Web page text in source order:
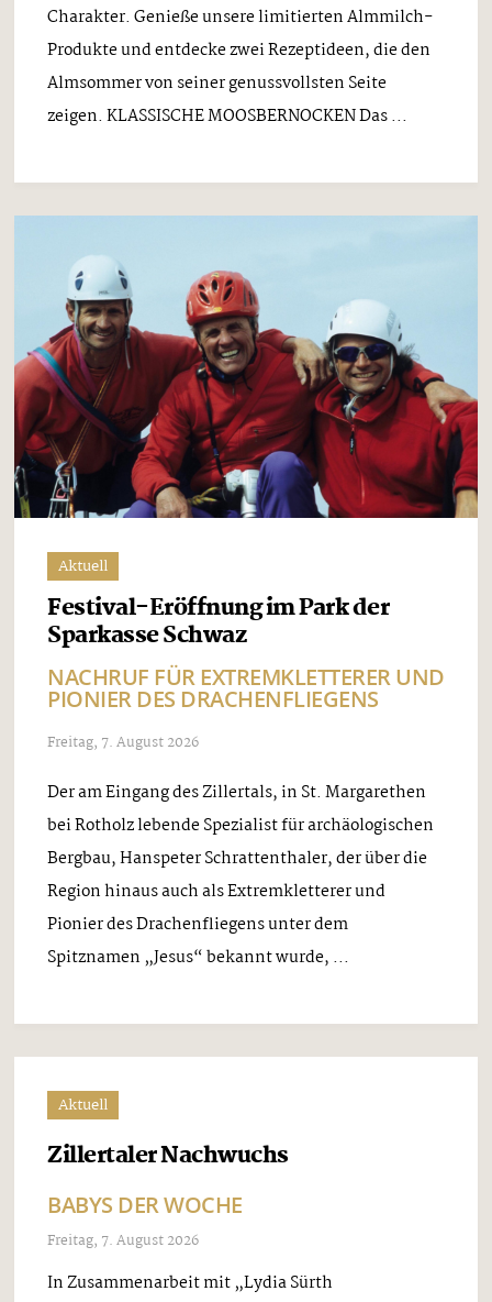
Charakter. Genieße unsere limitierten Almmilch-
Produkte und entdecke zwei Rezeptideen, die den
Almsommer von seiner genussvollsten Seite
zeigen. KLASSISCHE MOOSBERNOCKEN Das ...
Aktuell
Festival-Eröffnung im Park der
Sparkasse Schwaz
NACHRUF FÜR EXTREMKLETTERER UND
PIONIER DES DRACHENFLIEGENS
Freitag, 7. August 2026
Der am Eingang des Zillertals, in St. Margarethen
bei Rotholz lebende Spezialist für archäologischen
Bergbau, Hanspeter Schrattenthaler, der über die
Region hinaus auch als Extremkletterer und
Pionier des Drachenfliegens unter dem
Spitznamen „Jesus“ bekannt wurde, ...
Aktuell
Zillertaler Nachwuchs
BABYS DER WOCHE
Freitag, 7. August 2026
In Zusammenarbeit mit „Lydia Sürth